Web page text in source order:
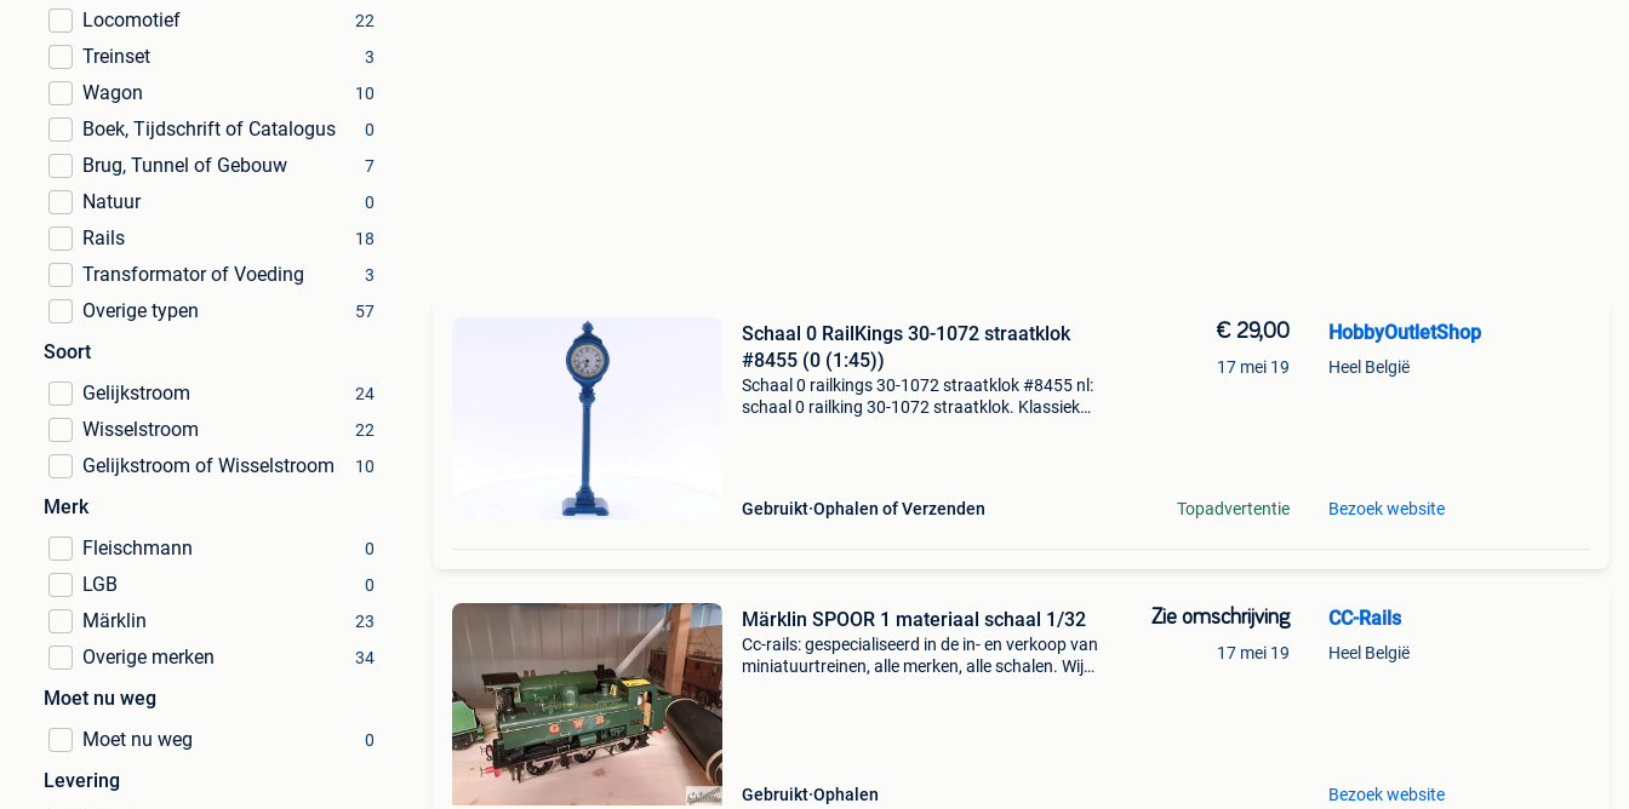
Locomotief
22
Treinset 3
Wagon 10
Boek, Tijdschrift of Catalogus 0
Brug, Tunnel of Gebouw 7
Natuur 0
Rails 18
Transformator of Voeding 3
Overige typen 57
Soort
Gelijkstroom
24
Wisselstroom 22
Gelijkstroom of Wisselstroom 10
Merk
Fleischmann
0
LGB 0
Märklin 23
Overige merken 34
Moet nu weg
Moet nu weg
0
Levering
Schaal 0 RailKings 30-1072 straatklok
#8455 (0 (1:45))
Schaal 0 railkings 30-1072 straatklok #8455 nl:
schaal 0 railking 30-1072 straatklok. Klassiek
Gebruikt Ophalen of Verzenden
€ 29,00
17 mei 19
Topadvertentie
HobbyOutletShop
Heel België
Bezoek website
Märklin SPOOR 1 materiaal schaal 1/32
Cc-rails: gespecialiseerd in de in- en verkoop van
miniatuurtreinen, alle merken, alle schalen. Wij
Gebruikt Ophalen
Zie omschrijving
17 mei 19
CC-Rails
Heel België
Bezoek website